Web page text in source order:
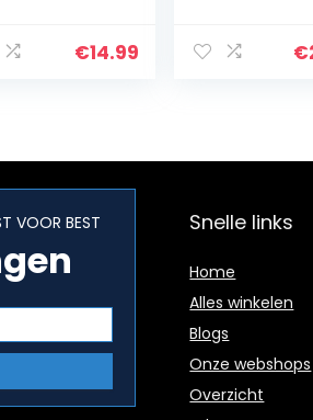
9
€14.99
Oplaadbaar
€
VOOR BEST Snelle links
Home
Alles winkelen
Blogs
Onze webshops
Overzicht